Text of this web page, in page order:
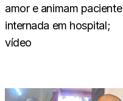
amor e animam paciente
internada em hospital;
vídeo